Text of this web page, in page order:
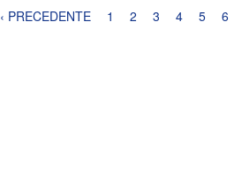
‹ PRECEDENTE 1 2 3 4 5 6